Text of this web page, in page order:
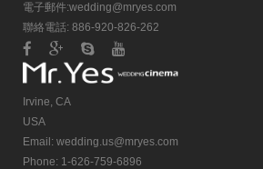
電子郵件:wedding@mryes.com
聯絡電話: 886-920-826-262
Irvine, CA
USA
Email: wedding.us@mryes.com
Phone: 1-626-759-6896